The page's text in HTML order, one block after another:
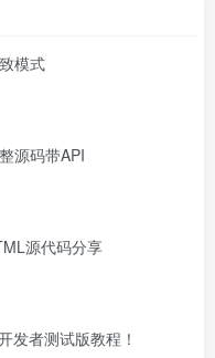
模式
源码带API
源代码分享
发者测试版教程！